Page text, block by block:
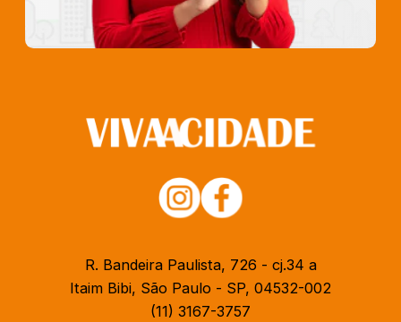
R. Bandeira Paulista, 726 - cj.34 a
Itaim Bibi, São Paulo - SP, 04532-002
(11) 3167-3757